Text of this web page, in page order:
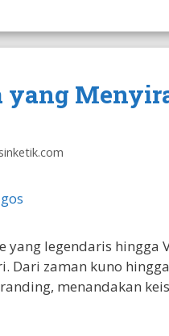
yang
yang legendaris
Dari zaman kuno
menandakan